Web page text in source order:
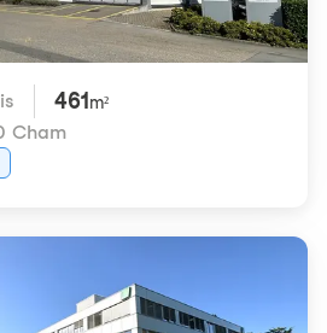
461 m²
Cham